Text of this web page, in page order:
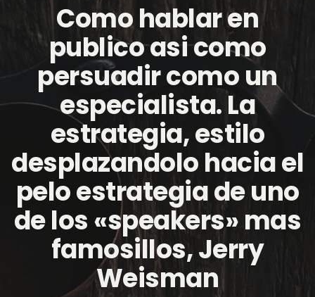
Como hablar en
publico asi­ como
persuadir como un
especialista. La
estrategia, estilo
desplazandolo hacia el
pelo estrategia de uno
de los «speakers» mas
famosillos, Jerry
Weisman